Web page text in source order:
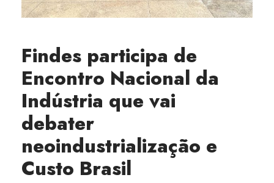
Findes participa de
Encontro Nacional da
Indústria que vai
debater
neoindustrialização e
Custo Brasil